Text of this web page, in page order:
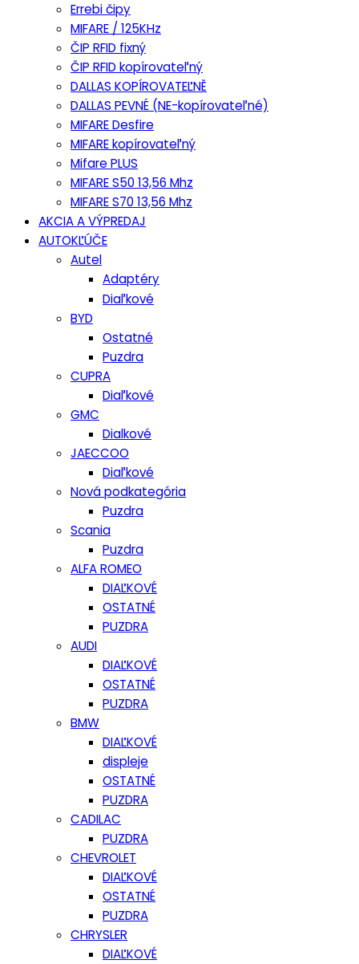
Errebi čipy
MIFARE / 125KHz
ČIP RFID fixný
ČIP RFID kopírovateľný
DALLAS KOPÍROVATEĽNĚ
DALLAS PEVNÉ (NE-kopírovateľné)
MIFARE Desfire
MIFARE kopírovateľný
Mifare PLUS
MIFARE S50 13,56 Mhz
MIFARE S70 13,56 Mhz
AKCIA A VÝPREDAJ
AUTOKĽÚČE
Autel
Adaptéry
Diaľkové
BYD
Ostatné
Puzdra
CUPRA
Diaľkové
GMC
Dialkové
JAECCOO
Diaľkové
Nová podkategória
Puzdra
Scania
Puzdra
ALFA ROMEO
DIAĽKOVÉ
OSTATNÉ
PUZDRA
AUDI
DIAĽKOVÉ
OSTATNÉ
PUZDRA
BMW
DIAĽKOVÉ
displeje
OSTATNÉ
PUZDRA
CADILAC
PUZDRA
CHEVROLET
DIAĽKOVÉ
OSTATNÉ
PUZDRA
CHRYSLER
DIAĽKOVÉ